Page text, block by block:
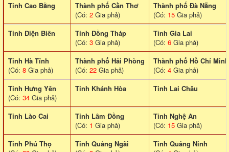
Tỉnh Cao Bằng
Thành phố Cần Thơ
(Có: 2 Gia phả)
Thành phố Đà Nẵng
(Có: 15 Gia phả)
Tỉnh Điện Biên
Tỉnh Đồng Tháp
(Có: 3 Gia phả)
Tỉnh Gia Lai
(Có: 6 Gia phả)
Tỉnh Hà Tĩnh
(Có: 8 Gia phả)
Thành phố Hải Phòng
(Có: 22 Gia phả)
Thành phố Hồ Chí Minh
(Có: 4 Gia phả)
Tỉnh Hưng Yên
(Có: 34 Gia phả)
Tỉnh Khánh Hòa Tinh Lai Châu
Tỉnh Lào Cai
Tỉnh Lâm Đồng
(Có: 1 Gia phả)
Tỉnh Nghệ An
(Có: 15 Gia phả)
Tỉnh Phú Thọ
Tỉnh Quảng Ngãi
Tỉnh Quảng Ninh